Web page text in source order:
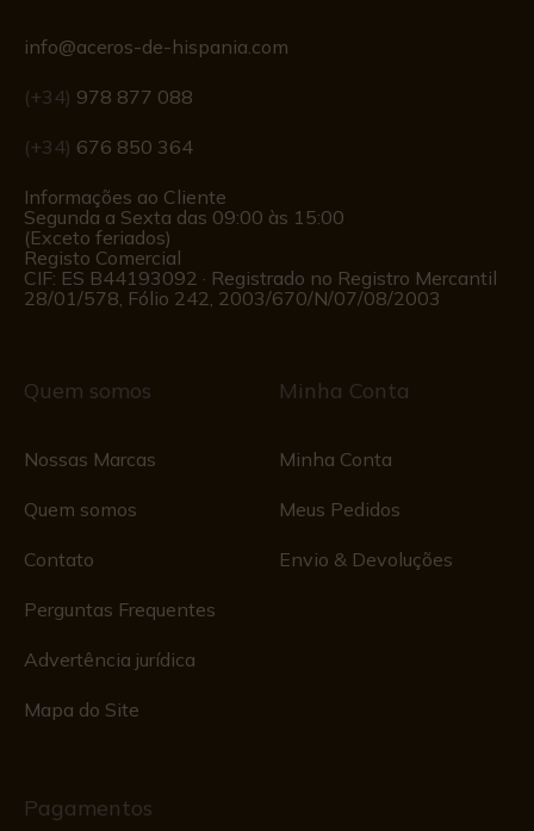
info@aceros-de-hispania.com
(+34) 978 877 088
(+34) 676 850 364
Informações ao Cliente
Segunda a Sexta das 09:00 às 15:00
(Exceto feriados)
Registo Comercial
CIF: ES B44193092 · Registrado no Registro Mercantil
28/01/578, Fólio 242, 2003/670/N/07/08/2003
Quem somos
Nossas Marcas
Quem somos
Contato
Perguntas Frequentes
Advertência jurídica
Mapa do Site
Minha Conta
Minha Conta
Meus Pedidos
Envio & Devoluções
Pagamentos